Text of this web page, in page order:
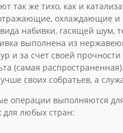
так же тихо, как и
охлаждающие
набивки, гасящей шум,
выполнена из
и за счет своей
(самая
своих собратьев, а
операции выполняются
любых стран: